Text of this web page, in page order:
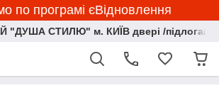
по програмі єВідновлення
"ДУША СТИЛЮ" м. КИЇВ двері /підлога/